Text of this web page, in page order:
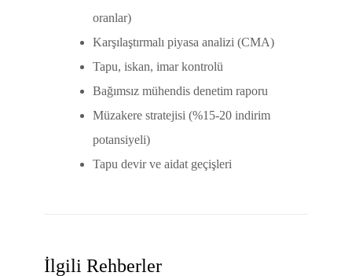
oranlar)
Karşılaştırmalı piyasa analizi (CMA)
Tapu, iskan, imar kontrolü
Bağımsız mühendis denetim raporu
Müzakere stratejisi (%15-20 indirim
potansiyeli)
Tapu devir ve aidat geçişleri
İlgili Rehberler